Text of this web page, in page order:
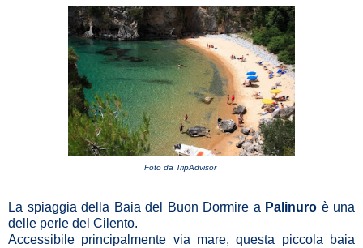
Foto da TripAdvisor
La spiaggia della Baia del Buon Dormire a Palinuro è una
delle perle del Cilento.
Accessibile principalmente via mare, questa piccola baia